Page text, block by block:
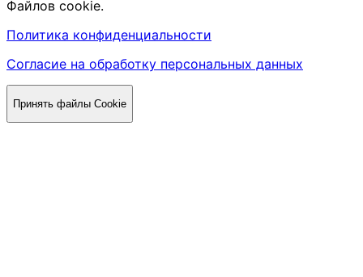
Файлов cookie.
Политика конфиденциальности
Согласие на обработку персональных данных
Принять файлы Cookie